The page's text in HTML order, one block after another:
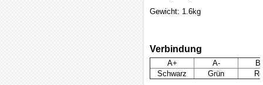
Gewicht: 1.6kg
Verbindung
A+ A-
Schwarz
Grün